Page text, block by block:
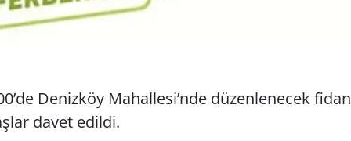
De­niz­köy Ma­hal­le­si’nde dü­zen­le­necek fidan
davet edil­di.